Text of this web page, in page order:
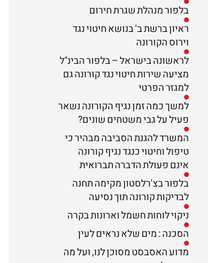
בלפור מנהלת שגרת חירום
ראיון ברשת ב' בנושא חיטוי נגד
וירוס הקורונה
לראשונה בישראל – בלפור הבינ"ל
מציעה שירות חיטוי נגד קורונה גם
למגזר הפרטי
למשך כמה זמן נגיף הקורונה נשאר
פעיל על גבי משטחים שונים?
המשרד להגנת הסביבה מבהיר כי
טיפול וחיטוי כנגד נגיף קורונה
אינם פעולת הדברה תברואית
בלפור בצ'רלסטון מקימה תחנה
לבדיקות קורונה תוך נסיעה
ניקוי לוחות חשמל וארונות בקרה
הסכנה : מים שלא נראים לעין
מדוע האסבסט מסוכן לנו, ועל מה